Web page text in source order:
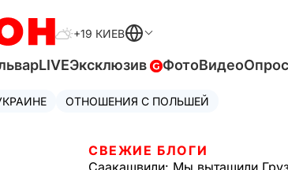
+19 КИЕВ
LIVEЭксклюзив ФотоВидео
ОТНОШЕНИЯ С ПОЛЬШЕЙ
СВЕЖИЕ БЛОГИ
Саакашвили: Мы вытащили